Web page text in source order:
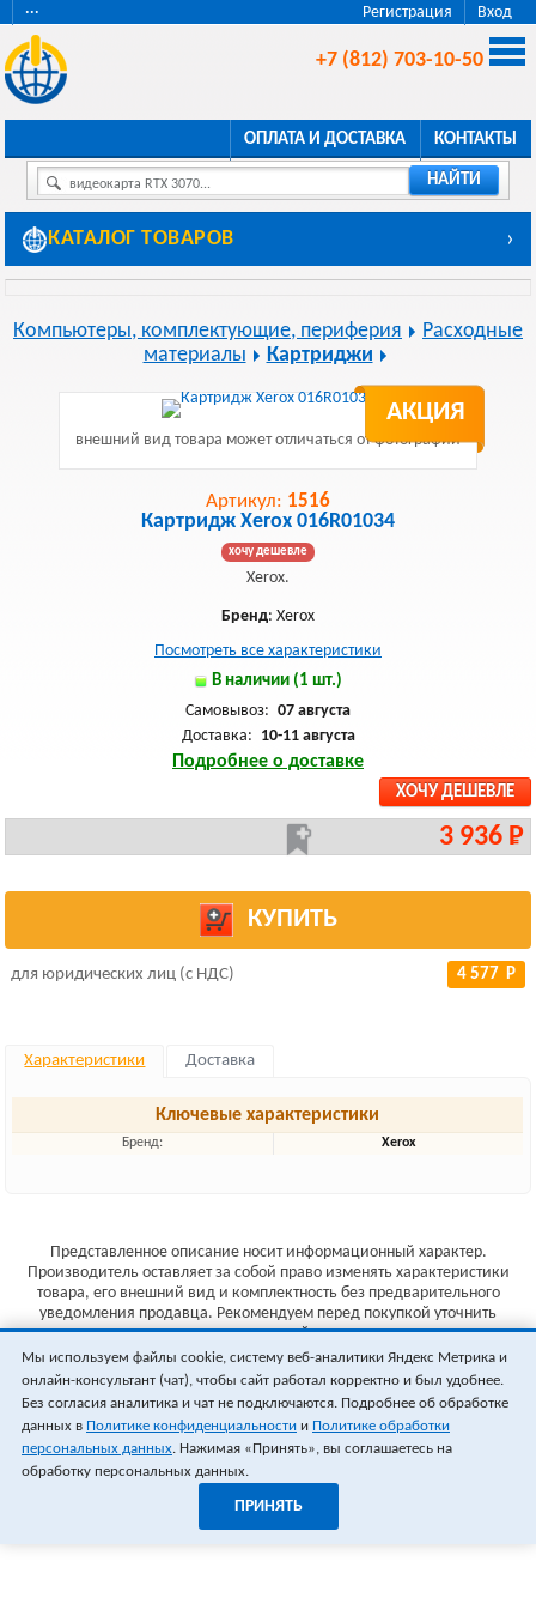
Регистрация Вход
···
+7 (812) 703-10-50
ОПЛАТА И ДОСТАВКА КОНТАКТЫ
видеокарта RTX 3070... НАЙТИ
КАТАЛОГ ТОВАРОВ ›
Компьютеры, комплектующие, периферия
Расходные
материалы
Картриджи
АКЦИЯ
внешний вид товара может отличаться от фотографии
Артикул: 1516
Картридж Xerox 016R01034
хочу дешевле
Xerox.
Бренд: Xerox
Посмотреть все характеристики
В наличии (1 шт.)
Самовывоз: 07 августа
Доставка: 10-11 августа
Подробнее о доставке
ХОЧУ ДЕШЕВЛЕ
3 936 Р
КУПИТЬ
для юридических лиц (с НДС) 4 577 Р
Характеристики Доставка
Ключевые характеристики
Бренд: Xerox
Представленное описание носит информационный характер.
Производитель оставляет за собой право изменять характеристики
товара, его внешний вид и комплектность без предварительного
уведомления продавца. Рекомендуем перед покупкой уточнить
характеристики товара на сайте производителя.
Указанные цены не являются публичной офертой (ст.435 ГК РФ).
Стоимость и наличие товара уточняйте у менеджера.
Мы используем файлы cookie, систему веб-аналитики Яндекс Метрика и
онлайн-консультант (чат), чтобы сайт работал корректно и был удобнее.
Без согласия аналитика и чат не подключаются. Подробнее об обработке
данных в Политике конфиденциальности и Политике обработки
персональных данных. Нажимая «Принять», вы соглашаетесь на
обработку персональных данных.
ПРИНЯТЬ